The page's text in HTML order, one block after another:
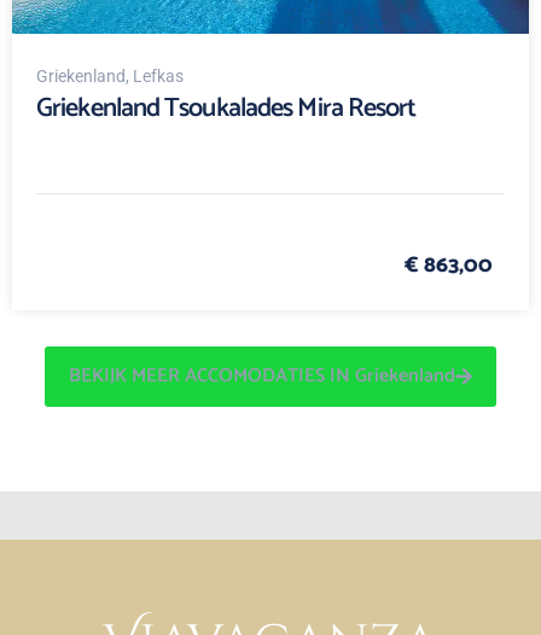
Griekenland, Lefkas
Griekenland Tsoukalades Mira Resort
€ 863,00
BEKIJK MEER ACCOMODATIES IN Griekenland